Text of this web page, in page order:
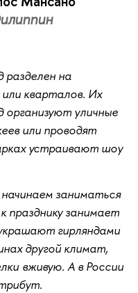
на
кварталов. Их
уличные
или проводят
устраивают шоу
заниматься
празднику занимает
гирляндами
другой климат,
вживую. А в России